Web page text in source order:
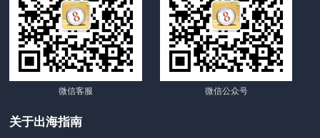
微信客服 微信公众号
关于出海指南